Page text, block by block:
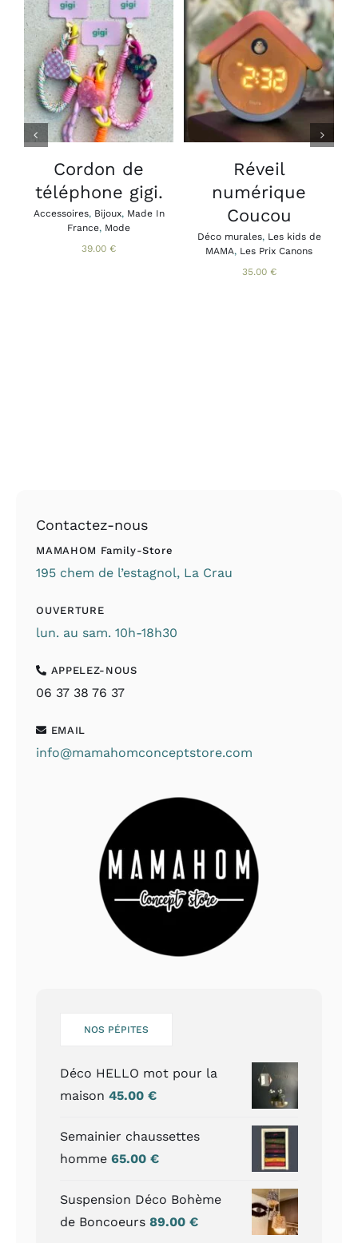
CHOIX DES
OPTIONS
CE
PRODUIT
A
PLUSIEURS
VARIATIONS.
LES
OPTIONS
PEUVENT
ÊTRE
CHOISIES
/
DÉTAILS
Cordon de
téléphone gigi.
Accessoires, Bijoux, Made In
France, Mode
39.00 €
AJOUTER AU
PANIER
/
DÉTAILS
Réveil
numérique
Coucou
Déco murales, Les kids de
MAMA, Les Prix Canons
35.00 €
Contactez-nous
MAMAHOM Family-Store
195 chem de l’estagnol, La Crau
OUVERTURE
lun. au sam. 10h-18h30
APPELEZ-NOUS
06 37 38 76 37
EMAIL
info@mamahomconceptstore.com
NOS PÉPITES
Déco HELLO mot pour la
maison 45.00€
Semainier chaussettes
homme 65.00€
Suspension Déco Bohème
de Boncoeurs 89.00€